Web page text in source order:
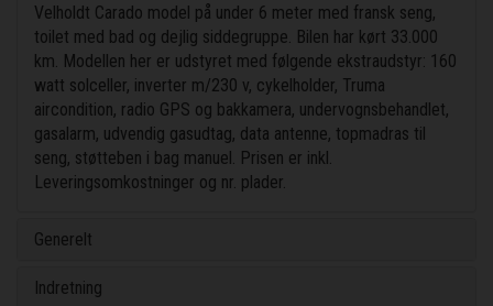
Velholdt Carado model på under 6 meter med fransk seng,
toilet med bad og dejlig siddegruppe. Bilen har kørt 33.000
km. Modellen her er udstyret med følgende ekstraudstyr: 160
watt solceller, inverter m/230 v, cykelholder, Truma
aircondition, radio GPS og bakkamera, undervognsbehandlet,
gasalarm, udvendig gasudtag, data antenne, topmadras til
seng, støtteben i bag manuel. Prisen er inkl.
Leveringsomkostninger og nr. plader.
Generelt
Indretning